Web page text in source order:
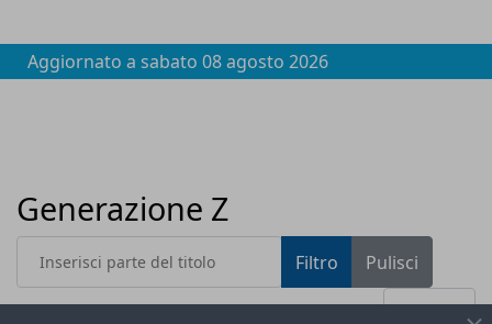
Aggiornato a sabato 08 agosto 2026
Generazione Z
Inserisci parte del titolo Filtro
Pulisci
Visualizza #